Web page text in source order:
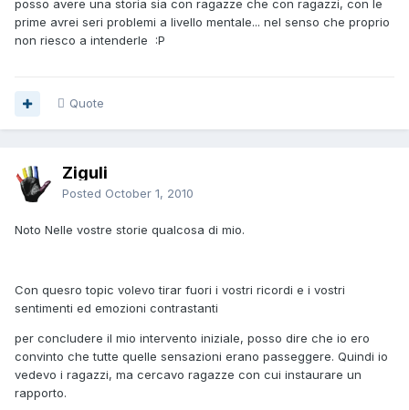
posso avere una storia sia con ragazze che con ragazzi, con le
prime avrei seri problemi a livello mentale... nel senso che proprio
non riesco a intenderle :P
Quote
Ziguli
Posted October 1, 2010
Noto Nelle vostre storie qualcosa di mio.
Con quesro topic volevo tirar fuori i vostri ricordi e i vostri
sentimenti ed emozioni contrastanti
per concludere il mio intervento iniziale, posso dire che io ero
convinto che tutte quelle sensazioni erano passeggere. Quindi io
vedevo i ragazzi, ma cercavo ragazze con cui instaurare un
rapporto.